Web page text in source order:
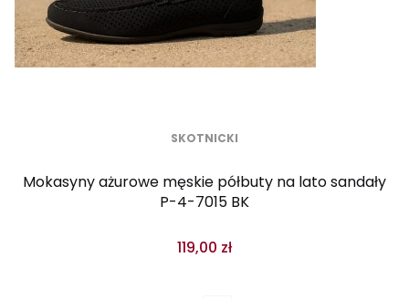
SKOTNICKI
Mokasyny ażurowe męskie półbuty na lato sandały
P-4-7015 BK
119,00 zł